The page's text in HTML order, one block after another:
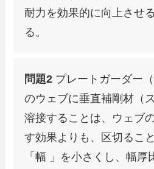
耐力を効果的に向上させ
る。
問題2 プレートガーダー
のウェブに垂直補剛材（
溶接することは、ウェブ
す効果よりも、区切るこ
「幅 」を小さくし、幅厚